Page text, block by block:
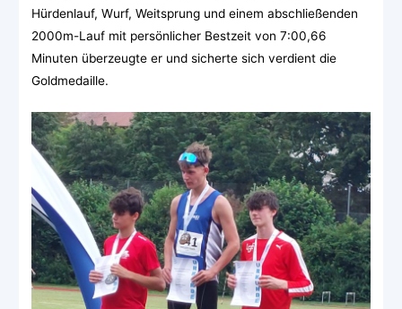
Hürdenlauf, Wurf, Weitsprung und einem abschließenden
2000m-Lauf mit persönlicher Bestzeit von 7:00,66
Minuten überzeugte er und sicherte sich verdient die
Goldmedaille.